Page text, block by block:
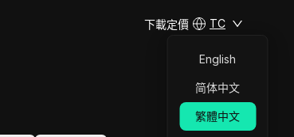
下載定價 TC
English
简体中文
繁體中文